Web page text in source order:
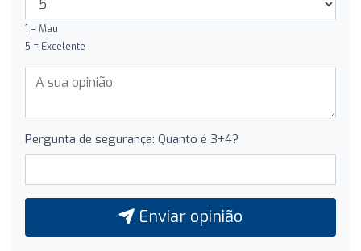
1 = Mau
5 = Excelente
Pergunta de segurança: Quanto é 3+4?
Enviar opinião